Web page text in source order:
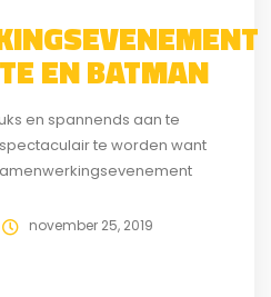
EN BATMAN
en spannends aan te
te worden want
heeft dit toernooi
zat de spanning
november 25, 2019